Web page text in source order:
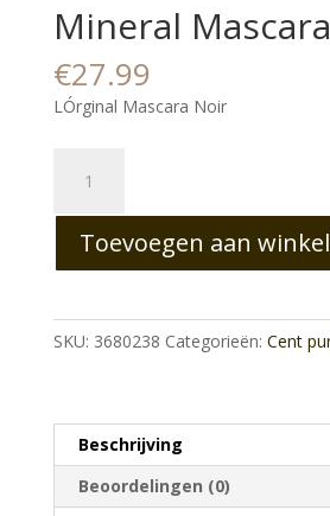
Mineral
€27.99
LÓrginal Mascara Noir
Mascara
Noir
aantalToevoegen aan
SKU: 3680238 Categorieën: Cent
Beschrijving
Beoordelingen (0)